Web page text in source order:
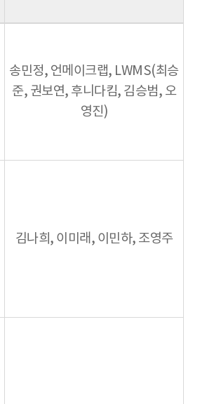
송민정, 언메이크랩, LWMS(최승
준, 권보연, 후니다킴, 김승범, 오
영진)
김나희, 이미래, 이민하, 조영주